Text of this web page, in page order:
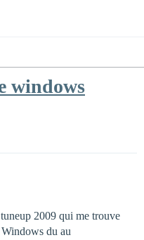
windows
2009 qui me trouve
du au